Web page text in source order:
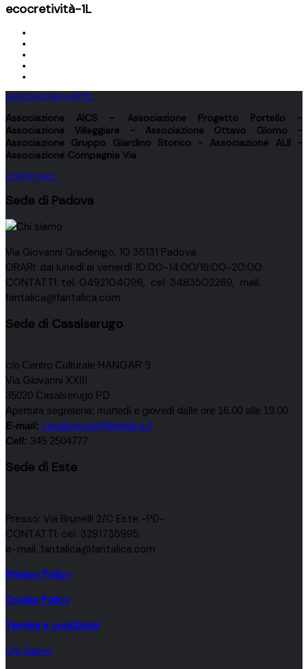
ecocretività-1L
ASSOCIAZIONI in RETE
Associazione AICS - Associazione Progetto Portello -
Associazione Villeggiare - Associazione Ottavo Giorno -
Associazione Gruppo Giardino Storico - Associazione ALII -
Associazione Compagnia Via
CONTATTACI
Sede di Padova
Via Giovanni Gradenigo, 10 35131 Padova
ORARI: dal lunedì al venerdì 10:00-14:00/16:00-20:00
CONTATTI: tel. 0492104096, cel. 3483502269, mail.
fantalica@fantalica.com
Sede di Casalserugo
c/o Centro Culturale HANGAR 9
Via Giovanni XXIII
35020 Casalserugo PD
Apertura segreteria: martedì e giovedì dalle ore 16.00 alle 19.00
E-mail: casalserugo@fantalica.it
Cell: 345 2504777
Sede di Este
Presso: Via Brunelli 2/C Este -PD-
CONTATTI: cel. 3281735995,
e-mail. fantalica@fantalica.com
Privacy Policy
Cookie Policy
Termini e condizioni
Chi Siamo